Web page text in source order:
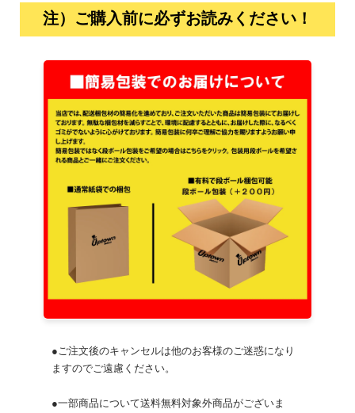
注）ご購入前に必ずお読みください！
●ご注文後のキャンセルは他のお客様のご迷惑になり
ますのでご遠慮ください。
●一部商品について送料無料対象外商品がございま